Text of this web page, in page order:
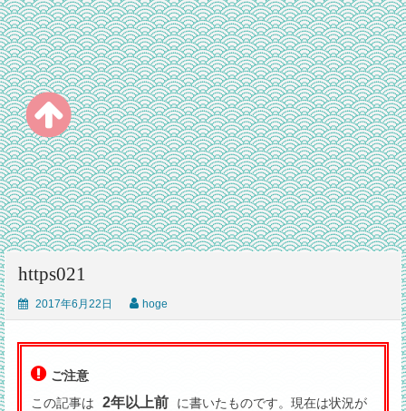
https021
2017年6月22日 hoge
ご注意
この記事は
2年以上前
に書いたものです。現在は状況が